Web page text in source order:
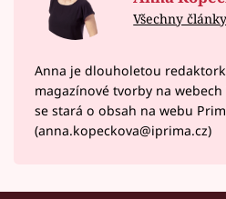
Všechny
Anna je dlouholetou
magazínové tvorby na
se stará o obsah na webu
(anna.kopeckova@iprima.cz)